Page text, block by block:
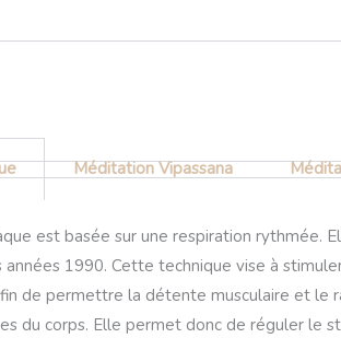
Méditation Vipassana
est basée sur une respiration rythmée.
1990. Cette technique vise à
de permettre la détente musculaire et le
du corps. Elle permet donc de réguler le